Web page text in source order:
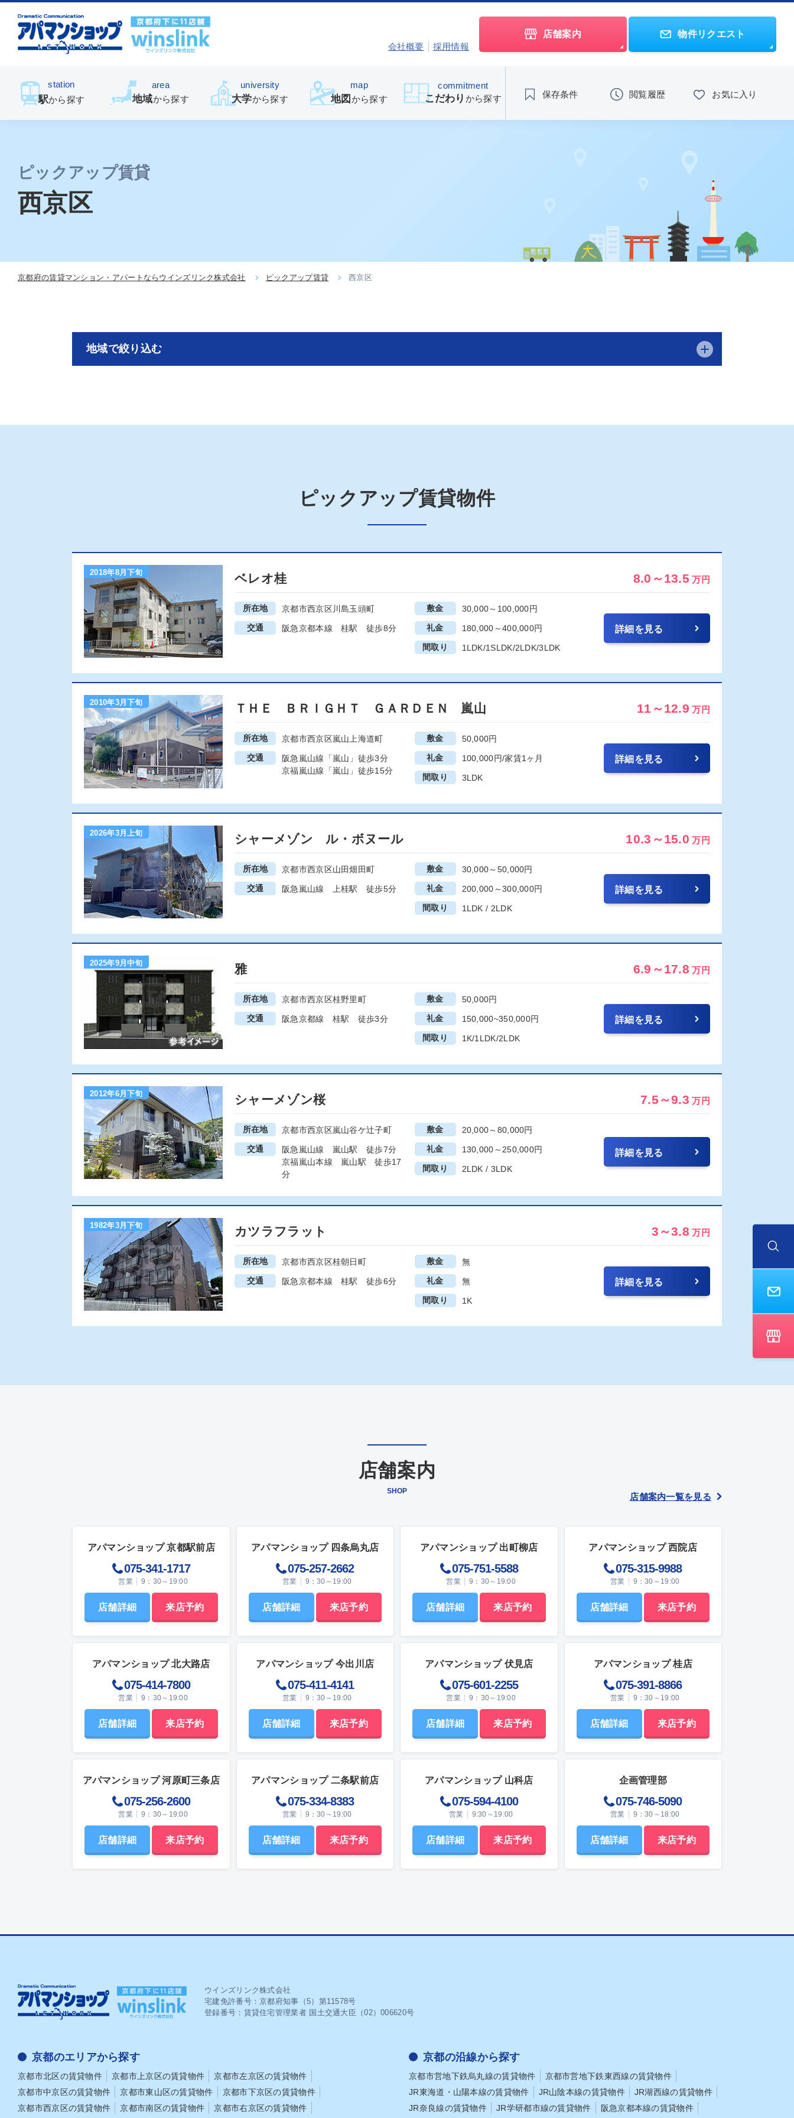
会社概要 採用情報
店舗案内 物件リクエスト
station
駅から探す
area
地域から探す
university
大学から探す
map
地図 から探す
commitment
こだわり から探す 保存条件 閲覧履歴 お気に入り
ピックアップ賃貸
西京区
京都府の賃貸マンション・アパートならウインズリンク株式会社 ピックアップ賃貸 西京区
地域で絞り込む
ピックアップ賃貸物件
ベレオ桂 8.0～13.5 万円
所在地
京都市西京区川島玉頭町
交通
阪急京都本線 桂駅 徒歩8分
敷金
30,000～100,000円
礼金
180,000～400,000円
間取り
1LDK/1SLDK/2LDK/3LDK
詳細を見る
2018年8月下旬
ＴＨＥ ＢＲＩＧＨＴ ＧＡＲＤＥＮ 嵐山 11～12.9 万円
所在地
京都市西京区嵐山上海道町
交通
阪急嵐山線「嵐山」徒歩3分
京福嵐山線「嵐山」徒歩15分
敷金
50,000円
礼金
100,000円/家賃1ヶ月
間取り
3LDK
詳細を見る
2010年3月下旬
シャーメゾン ル・ボヌール 10.3～15.0 万円
所在地
京都市西京区山田畑田町
交通
阪急嵐山線 上桂駅 徒歩5分
敷金
30,000～50,000円
礼金
200,000～300,000円
間取り
1LDK / 2LDK
詳細を見る
2026年3月上旬
雅 6.9～17.8 万円
所在地
京都市西京区桂野里町
交通
阪急京都線 桂駅 徒歩3分
敷金
50,000円
礼金
150,000~350,000円
間取り
1K/1LDK/2LDK
詳細を見る
2025年9月中旬
シャーメゾン桜 7.5～9.3 万円
所在地
京都市西京区嵐山谷ケ辻子町
交通
阪急嵐山線 嵐山駅 徒歩7分
京福嵐山本線 嵐山駅 徒歩17
分
敷金
20,000～80,000円
礼金
130,000～250,000円
間取り
2LDK / 3LDK
詳細を見る
2012年6月下旬
カツラフラット 3～3.8 万円
所在地
京都市西京区桂朝日町
交通
阪急京都本線 桂駅 徒歩6分
敷金
無
礼金
無
間取り
1K
詳細を見る
1982年3月下旬
店舗案内
SHOP
店舗案内一覧を見る
アパマンショップ 京都駅前店
075-341-1717
営業 9：30～19:00
店舗詳細 来店予約
アパマンショップ 四条烏丸店
075-257-2662
営業 9：30～19:00
店舗詳細 来店予約
アパマンショップ 出町柳店
075-751-5588
営業 9：30～19:00
店舗詳細 来店予約
アパマンショップ 西院店
075-315-9988
営業 9：30～19:00
店舗詳細 来店予約
アパマンショップ 北大路店
075-414-7800
営業 9：30～19:00
店舗詳細 来店予約
アパマンショップ 今出川店
075-411-4141
営業 9：30～19:00
店舗詳細 来店予約
アパマンショップ 伏見店
075-601-2255
営業 9：30～19:00
店舗詳細 来店予約
アパマンショップ 桂店
075-391-8866
営業 9：30～19:00
店舗詳細 来店予約
アパマンショップ 河原町三条店
075-256-2600
営業 9：30～19:00
店舗詳細 来店予約
アパマンショップ 二条駅前店
075-334-8383
営業 9：30～19:00
店舗詳細 来店予約
アパマンショップ 山科店
075-594-4100
営業 9:30～19:00
店舗詳細 来店予約
企画管理部
075-746-5090
営業 9：30～18:00
店舗詳細 来店予約
ウインズリンク株式会社
宅建免許番号：京都府知事（5）第11578号
登録番号：賃貸住宅管理業者 国土交通大臣（02）006620号
京都のエリアから探す
京都市北区の賃貸物件 京都市上京区の賃貸物件
京都市左京区の賃貸物件
京都市中京区の賃貸物件
京都市東山区の賃貸物件
京都市下京区の賃貸物件
京都市西京区の賃貸物件
京都市南区の賃貸物件 京都市右京区の賃貸物件
京都の沿線から探す
京都市営地下鉄烏丸線の賃貸物件
京都市営地下鉄東西線の賃貸物件
JR東海道・山陽本線の賃貸物件
JR山陰本線の賃貸物件
JR湖西線の賃貸物件
JR奈良線の賃貸物件
JR学研都市線の賃貸物件 阪急京都本線の賃貸物件